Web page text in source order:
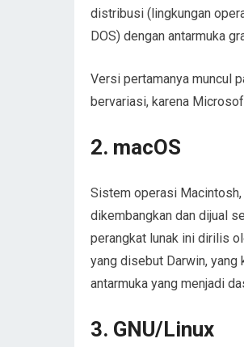
distribusi (lingkungan
DOS) dengan antarmuka
Versi pertamanya muncul
bervariasi, karena
2. macOS
Sistem operasi Macintosh,
dikembangkan dan dijual
perangkat lunak ini dirilis
yang disebut Darwin, yang
antarmuka yang menjadi
3. GNU/Linux